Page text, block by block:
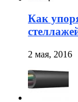
Как
2 мая, 2016